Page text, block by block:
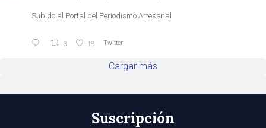
Subido al Portal del Periodismo Artesanal
3 18 Twitter
Cargar más
Suscripción